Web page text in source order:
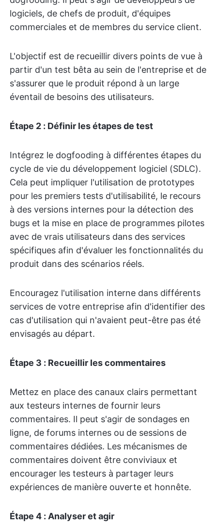
logiciels, de chefs de produit, d'équipes
commerciales et de membres du service client.
L'objectif est de recueillir divers points de vue à
partir d'un test bêta au sein de l'entreprise et de
s'assurer que le produit répond à un large
éventail de besoins des utilisateurs.
Étape 2 : Définir les étapes de test
Intégrez le dogfooding à différentes étapes du
cycle de vie du développement logiciel (SDLC).
Cela peut impliquer l'utilisation de prototypes
pour les premiers tests d'utilisabilité, le recours
à des versions internes pour la détection des
bugs et la mise en place de programmes pilotes
avec de vrais utilisateurs dans des services
spécifiques afin d'évaluer les fonctionnalités du
produit dans des scénarios réels.
Encouragez l'utilisation interne dans différents
services de votre entreprise afin d'identifier des
cas d'utilisation qui n'avaient peut-être pas été
envisagés au départ.
Étape 3 : Recueillir les commentaires
Mettez en place des canaux clairs permettant
aux testeurs internes de fournir leurs
commentaires. Il peut s'agir de sondages en
ligne, de forums internes ou de sessions de
commentaires dédiées. Les mécanismes de
commentaires doivent être conviviaux et
encourager les testeurs à partager leurs
expériences de manière ouverte et honnête.
Étape 4 : Analyser et agir